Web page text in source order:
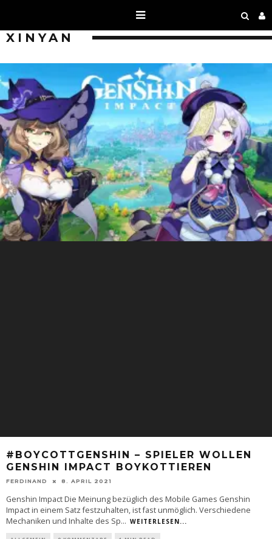
XINYAN
#BOYCOTTGENSHIN – SPIELER WOLLEN
GENSHIN IMPACT BOYKOTTIEREN
FERDINAND 8. APRIL 2021
Genshin Impact Die Meinung bezüglich des Mobile Games Genshin
Impact in einem Satz festzuhalten, ist fast unmöglich. Verschiedene
Mechaniken und Inhalte des Sp... WEITERLESEN...